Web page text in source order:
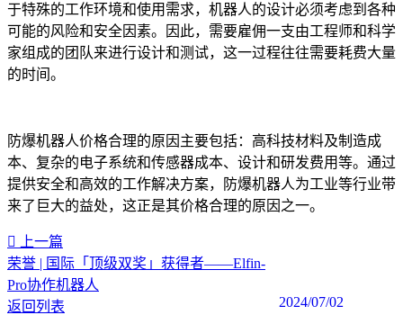
于特殊的工作环境和使用需求，机器人的设计必须考虑到各种
可能的风险和安全因素。因此，需要雇佣一支由工程师和科学
家组成的团队来进行设计和测试，这一过程往往需要耗费大量
的时间。
防爆机器人价格合理的原因主要包括：高科技材料及制造成
本、复杂的电子系统和传感器成本、设计和研发费用等。通过
提供安全和高效的工作解决方案，防爆机器人为工业等行业带
来了巨大的益处，这正是其价格合理的原因之一。‍
上一篇
荣誉 | 国际「顶级双奖」获得者——Elfin-
Pro协作机器人
2024/07/02
返回列表